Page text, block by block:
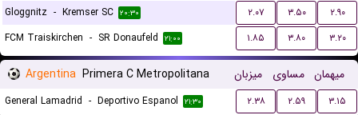
Gloggnitz - Kremser SC ۲۰:۳۰ ۲.۰۷ ۳.۵۰
۲.۹۰
FCM Traiskirchen - SR Donaufeld ۲۱:۰۰ ۱.۸۵ ۳.۸۰ ۳.۲۰
Argentina Primera C Metropolitana میزبان مساوی میهمان
General Lamadrid - Deportivo Espanol ۲۱:۳۰ ۲.۳۸ ۲.۵۹ ۳.۱۵